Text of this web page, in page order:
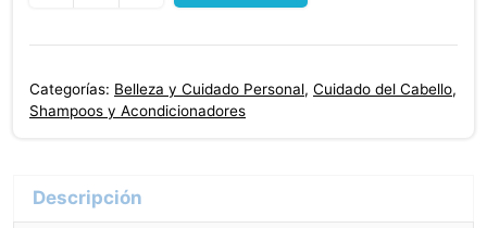
Mawie
Reparación
450
Categorías: Belleza y Cuidado Personal, Cuidado del Cabello,
Shampoos y Acondicionadores